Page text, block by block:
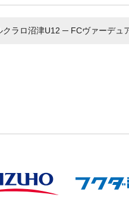
クラロ沼津U12 ─ FCヴァーデ